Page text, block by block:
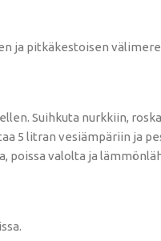
ja pitkäkestoisen
Suihkuta nurkkiin,
5 litran vesiämpäriin ja
poissa valolta ja